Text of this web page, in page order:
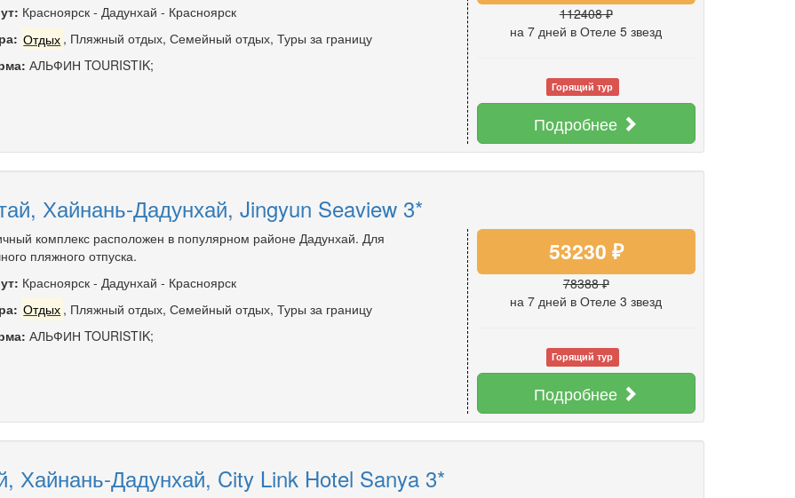
Красноярск- Дадунхай - Красноярск
Отдых , Пляжный отдых,Семейный отдых,Туры за границу
АЛЬФИН TOURISTIK;
112408 ₽
на 7 дней в Отеле 5 звезд
Горящий тур
Подробнее
Хайнань-Дадунхай, Jingyun Seaview 3*
комплекс расположен в популярном районе Дадунхай. Для
пляжного отпуска.
Красноярск- Дадунхай - Красноярск
Отдых , Пляжный отдых,Семейный отдых,Туры за границу
АЛЬФИН TOURISTIK;
53230 ₽
78388 ₽
на 7 дней в Отеле 3 звезд
Горящий тур
Подробнее
Хайнань-Дадунхай, City Link Hotel Sanya 3*